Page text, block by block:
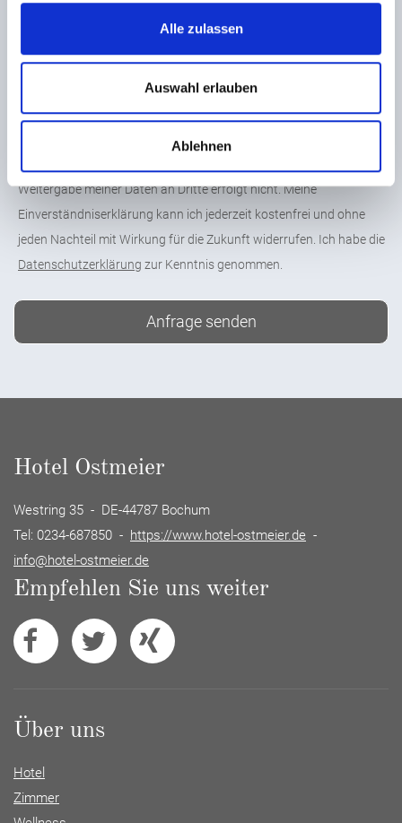
Alle zulassen
Auswahl erlauben
Ablehnen
Ich bin damit einverstanden, dass meine mitgeteilten Daten
gespeichert und zur Bearbeitung meiner Anfrage und
Weitergabe meiner Daten an Dritte erfolgt nicht. Meine
Einverständniserklärung kann ich jederzeit kostenfrei und ohne
jeden Nachteil mit Wirkung für die Zukunft widerrufen. Ich habe die
Datenschutzerklärung zur Kenntnis genommen.
Anfrage senden
Hotel Ostmeier
Westring 35 - DE-44787 Bochum
Tel: 0234-687850 - https://www.hotel-ostmeier.de -
info@hotel-ostmeier.de
Empfehlen Sie uns weiter
Über uns
Hotel
Zimmer